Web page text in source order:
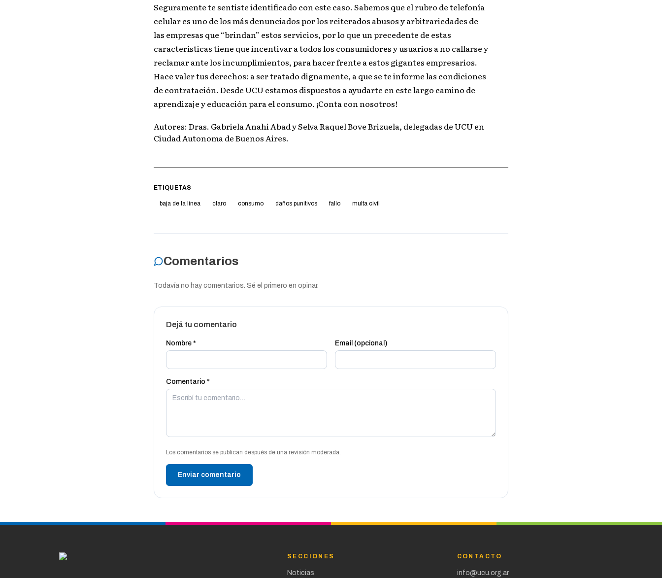
Seguramente te sentiste identificado con este caso. Sabemos que el rubro de telefonía
celular es uno de los más denunciados por los reiterados abusos y arbitrariedades de
las empresas que “brindan” estos servicios, por lo que un precedente de estas
características tiene que incentivar a todos los consumidores y usuarios a no callarse y
reclamar ante los incumplimientos, para hacer frente a estos gigantes empresarios.
Hace valer tus derechos: a ser tratado dignamente, a que se te informe las condiciones
de contratación. Desde UCU estamos dispuestos a ayudarte en este largo camino de
aprendizaje y educación para el consumo. ¡Conta con nosotros!
Autores: Dras. Gabriela Anahi Abad y Selva Raquel Bove Brizuela, delegadas de UCU en
Ciudad Autonoma de Buenos Aires.
ETIQUETAS
baja de la linea claro consumo daños punitivos fallo multa civil
Comentarios
Todavía no hay comentarios. Sé el primero en opinar.
Dejá tu comentario
Nombre * Email (opcional)
Comentario *
Los comentarios se publican después de una revisión moderada.
Enviar comentario
SECCIONES
Noticias
CONTACTO
info@ucu.org.ar